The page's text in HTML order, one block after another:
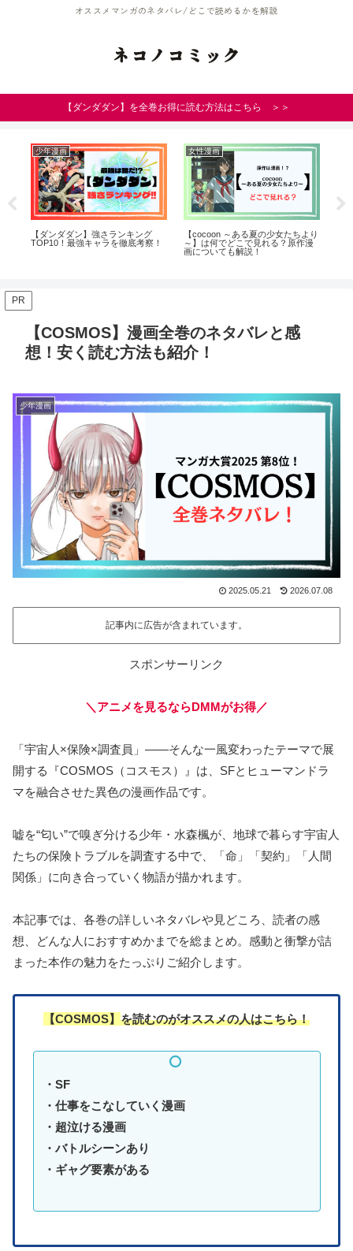
オススメマンガのネタバレ/どこで読めるかを解説
ネコノコミック
【ダンダダン】を全巻お得に読む方法はこちら ＞＞
少年漫画
【ダンダダン】強さランキング
TOP10！最強キャラを徹底考察！
女性漫画
【cocoon ～ある夏の少女たちより
～】は何でどこで見れる？原作漫
画についても解説！
PR
【COSMOS】漫画全巻のネタバレと感
想！安く読む方法も紹介！
少年漫画
2025.05.21 2026.07.08
記事内に広告が含まれています。
スポンサーリンク
＼アニメを見るならDMMがお得／
「宇宙人×保険×調査員」――そんな一風変わったテーマで展
開する『COSMOS（コスモス）』は、SFとヒューマンドラ
マを融合させた異色の漫画作品です。
嘘を“匂い”で嗅ぎ分ける少年・水森楓が、地球で暮らす宇宙人
たちの保険トラブルを調査する中で、「命」「契約」「人間
関係」に向き合っていく物語が描かれます。
本記事では、各巻の詳しいネタバレや見どころ、読者の感
想、どんな人におすすめかまでを総まとめ。感動と衝撃が詰
まった本作の魅力をたっぷりご紹介します。
【COSMOS】 を読むのがオススメの人はこちら！
・SF
・仕事をこなしていく漫画
・超泣ける漫画
・バトルシーンあり
・ギャグ要素がある